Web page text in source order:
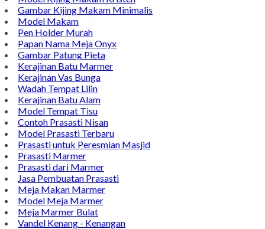
Gambar Kijing Makam Minimalis
Model Makam
Pen Holder Murah
Papan Nama Meja Onyx
Gambar Patung Pieta
Kerajinan Batu Marmer
Kerajinan Vas Bunga
Wadah Tempat Lilin
Kerajinan Batu Alam
Model Tempat Tisu
Contoh Prasasti Nisan
Model Prasasti Terbaru
Prasasti untuk Peresmian Masjid
Prasasti Marmer
Prasasti dari Marmer
Jasa Pembuatan Prasasti
Meja Makan Marmer
Model Meja Marmer
Meja Marmer Bulat
Vandel Kenang - Kenangan